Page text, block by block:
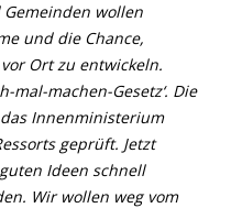
wollen
und die Chance,
Ort zu entwickeln.
mal-machen-Gesetz‘. Die
Innenministerium
geprüft. Jetzt
Ideen schnell
Wir wollen weg vom